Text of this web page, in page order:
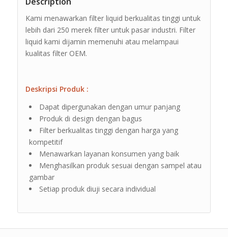
Kami menawarkan filter liquid berkualitas tinggi untuk
lebih dari 250 merek filter untuk pasar industri. Filter
liquid kami dijamin memenuhi atau melampaui
kualitas filter OEM.
Deskripsi Produk :
Dapat dipergunakan dengan umur panjang
Produk di design dengan bagus
Filter berkualitas tinggi dengan harga yang
kompetitif
Menawarkan layanan konsumen yang baik
Menghasilkan produk sesuai dengan sampel atau
gambar
Setiap produk diuji secara individual